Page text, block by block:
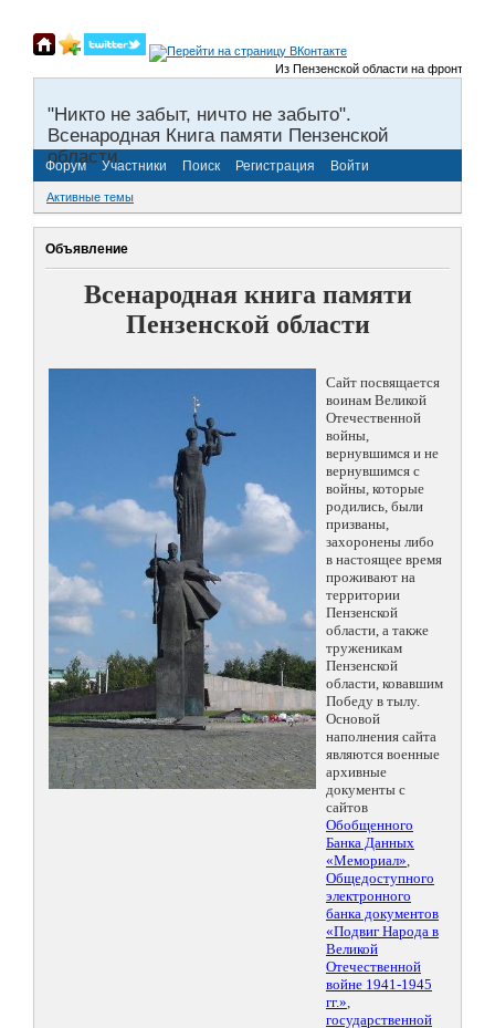
Из Пензенской области на фронты
"Никто не забыт, ничто не забыто".
Всенародная Книга памяти Пензенской
области.
Форум Участники Поиск Регистрация Войти
Активные темы
Объявление
Всенародная книга памяти
Пензенской области
Сайт посвящается
воинам Великой
Отечественной
войны,
вернувшимся и не
вернувшимся с
войны, которые
родились, были
призваны,
захоронены либо
в настоящее время
проживают на
территории
Пензенской
области, а также
труженикам
Пензенской
области, ковавшим
Победу в тылу.
Основой
наполнения сайта
являются военные
архивные
документы с
сайтов
Обобщенного
Банка Данных
«Мемориал»,
Общедоступного
электронного
банка документов
«Подвиг Народа в
Великой
Отечественной
войне 1941-1945
гг.»,
государственной